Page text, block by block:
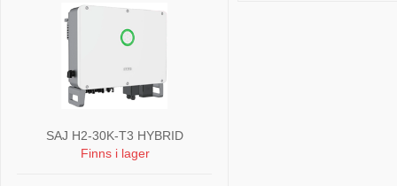
SAJ H2-30K-T3 HYBRID
Finns i lager